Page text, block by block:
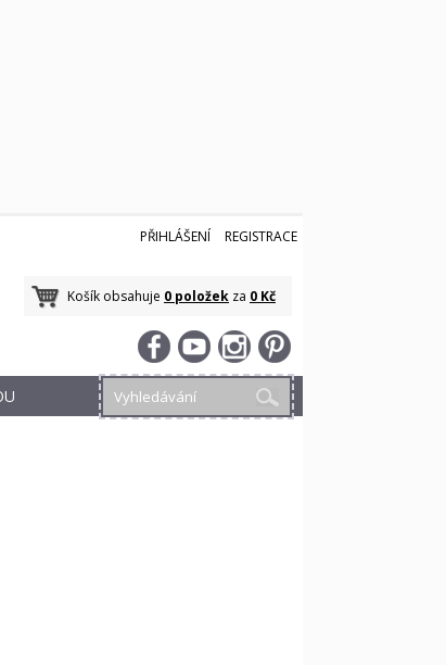
PŘIHLÁŠENÍ REGISTRACE
Košík obsahuje 0 položek za 0 Kč